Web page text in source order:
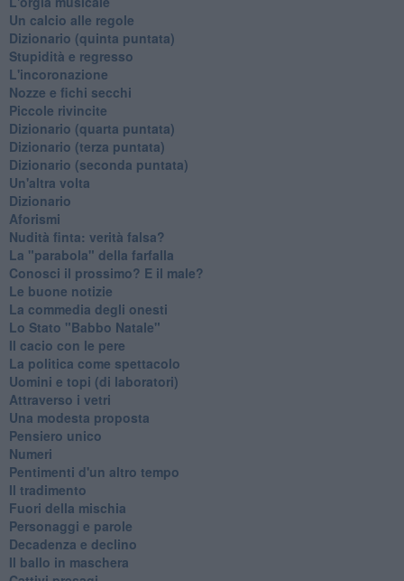
Un calcio alle regole
Dizionario (quinta puntata)
Stupidità e regresso
L'incoronazione
Nozze e fichi secchi
Piccole rivincite
​Dizionario (quarta puntata)
​Dizionario (terza puntata)
​Dizionario (seconda puntata)
Un'altra volta
Dizionario
Aforismi
Nudità finta: verità falsa?
La "parabola" della farfalla
Conosci il prossimo? E il male?
Le buone notizie
La commedia degli onesti
Lo Stato "Babbo Natale"
Il cacio con le pere
La politica come spettacolo
Uomini e topi (di laboratori)
Attraverso i vetri
Una modesta proposta
Pensiero unico
Numeri
Pentimenti d'un altro tempo
Il tradimento
Fuori della mischia
Personaggi e parole
Decadenza e declino
Il ballo in maschera